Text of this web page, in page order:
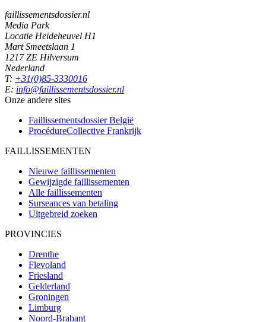
faillissementsdossier.nl
Media Park
Locatie Heideheuvel H1
Mart Smeetslaan 1
1217 ZE Hilversum
Nederland
T: +31(0)85-3330016
E: info@faillissementsdossier.nl
Onze andere sites
Faillissementsdossier België
ProcédureCollective Frankrijk
FAILLISSEMENTEN
Nieuwe faillissementen
Gewijzigde faillissementen
Alle faillissementen
Surseances van betaling
Uitgebreid zoeken
PROVINCIES
Drenthe
Flevoland
Friesland
Gelderland
Groningen
Limburg
Noord-Brabant